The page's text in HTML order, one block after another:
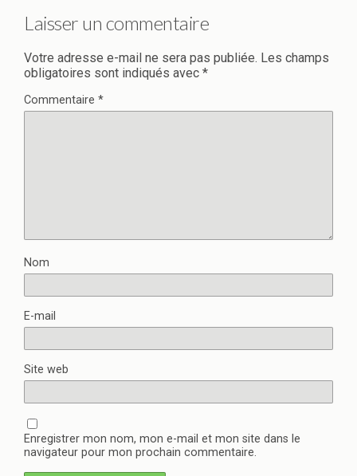
Laisser un commentaire
Votre adresse e-mail ne sera pas publiée. Les champs
obligatoires sont indiqués avec *
Commentaire *
Nom
E-mail
Site web
Enregistrer mon nom, mon e-mail et mon site dans le
navigateur pour mon prochain commentaire.